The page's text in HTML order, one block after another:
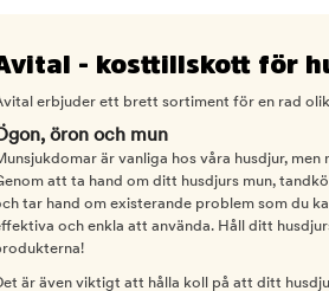
- kosttillskott för
erbjuder ett brett sortiment för en rad
öron och mun
är vanliga hos våra husdjur,
att ta hand om ditt husdjurs mun,
tar hand om existerande problem som du
och enkla att använda. Håll ditt
är även viktigt att hålla koll på att ditt